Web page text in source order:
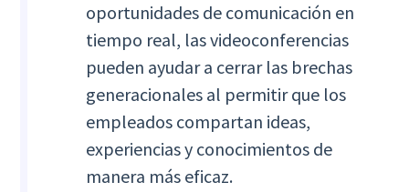
oportunidades de comunicación en
tiempo real, las videoconferencias
pueden ayudar a cerrar las brechas
generacionales al permitir que los
empleados compartan ideas,
experiencias y conocimientos de
manera más eficaz.